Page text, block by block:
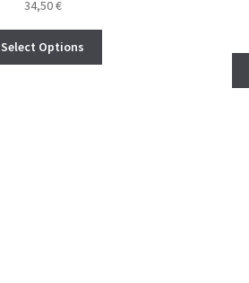
34,50€
Select Options